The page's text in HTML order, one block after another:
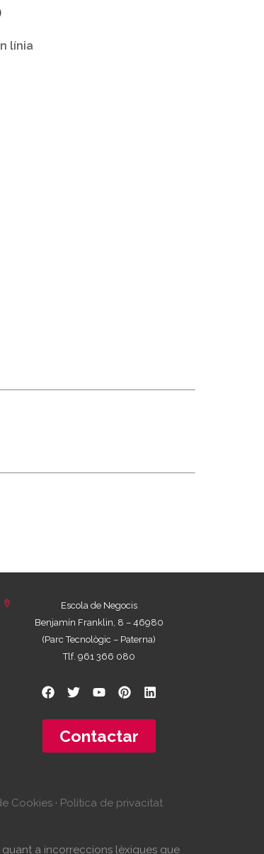
línia
Escola de Negocis
Benjamín Franklin, 8 – 46980
(Parc Tecnològic – Paterna)
Tlf. 961 366 080
Contactar
Cookies · Política de privacitat
a incorreccions lèxiques que